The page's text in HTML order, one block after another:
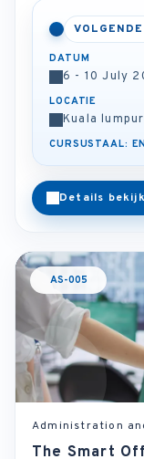
VOLGENDE
DATUM
6 - 10 July
LOCATIE
Kuala
CURSUSTAAL: EN
Details
AS-005
Administration
The Smart